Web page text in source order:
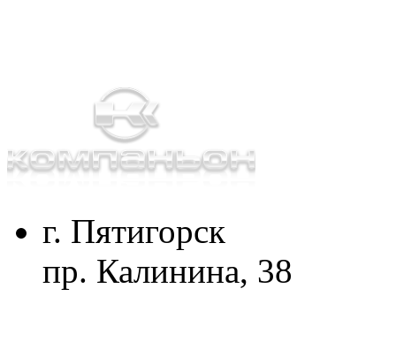
г. Пятигорск
пр. Калинина, 38